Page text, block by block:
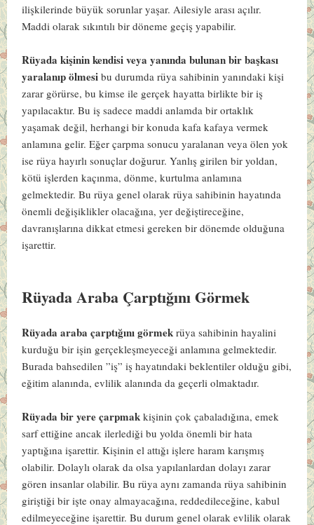
ilişkilerinde büyük sorunlar yaşar. Ailesiyle arası açılır.
Maddi olarak sıkıntılı bir döneme geçiş yapabilir.
Rüyada kişinin kendisi veya yanında bulunan bir başkası
yaralanıp ölmesibu durumda rüya sahibinin yanındaki kişi
zarar görürse, bu kimse ile gerçek hayatta birlikte bir iş
yapılacaktır. Bu iş sadece maddi anlamda bir ortaklık
yaşamak değil, herhangi bir konuda kafa kafaya vermek
anlamına gelir. Eğer çarpma sonucu yaralanan veya ölen yok
ise rüya hayırlı sonuçlar doğurur. Yanlış girilen bir yoldan,
kötü işlerden kaçınma, dönme, kurtulma anlamına
gelmektedir. Bu rüya genel olarak rüya sahibinin hayatında
önemli değişiklikler olacağına, yer değiştireceğine,
davranışlarına dikkat etmesi gereken bir dönemde olduğuna
işarettir.
Rüyada Araba Çarptığını Görmek
Rüyada araba çarptığını görmek rüya sahibinin hayalini
kurduğu bir işin gerçekleşmeyeceği anlamına gelmektedir.
Burada bahsedilen ”iş” iş hayatındaki beklentiler olduğu gibi,
eğitim alanında, evlilik alanında da geçerli olmaktadır.
Rüyada bir yere çarpmak kişinin çok çabaladığına, emek
sarf ettiğine ancak ilerlediği bu yolda önemli bir hata
yaptığına işarettir. Kişinin el attığı işlere haram karışmış
olabilir. Dolaylı olarak da olsa yapılanlardan dolayı zarar
gören insanlar olabilir. Bu rüya aynı zamanda rüya sahibinin
giriştiği bir işte onay almayacağına, reddedileceğine, kabul
edilmeyeceğine işarettir. Bu durum genel olarak evlilik olarak